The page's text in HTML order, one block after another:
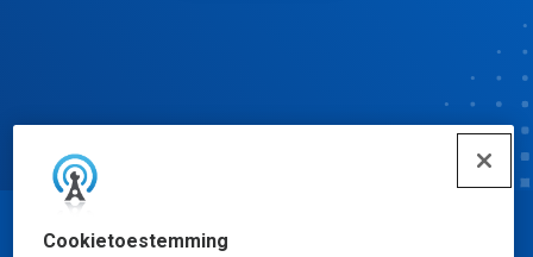
Cookietoestemming© Ecolab Inc. 2025